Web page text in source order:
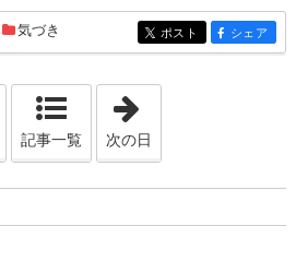
気づき entry1194
ポスト entry1194
シェア
「2019年9月 1日」
記事一覧 次の日